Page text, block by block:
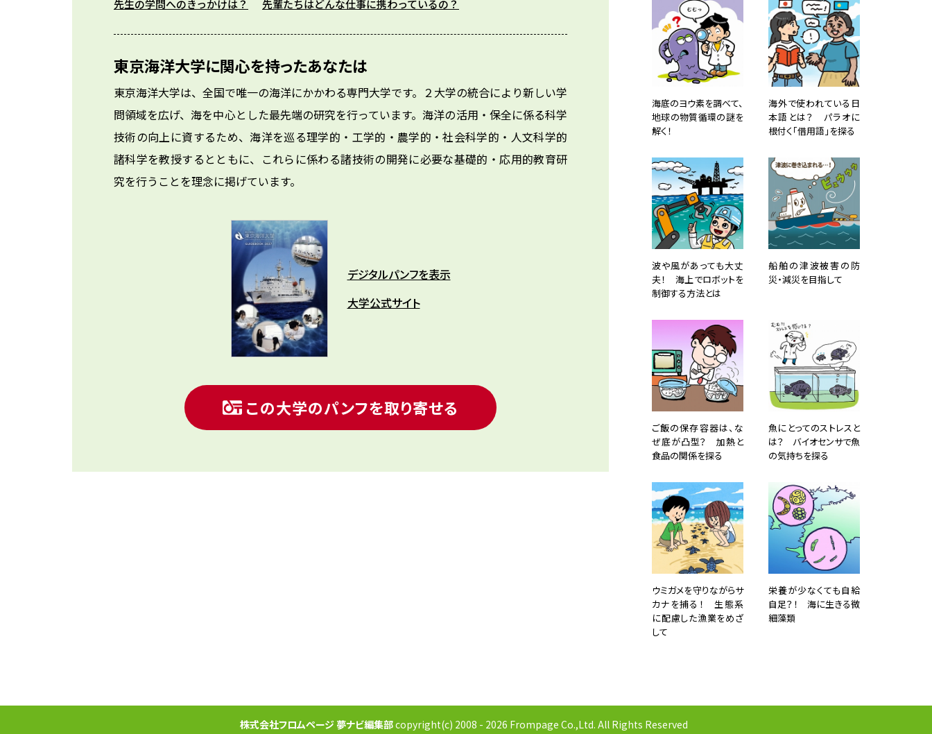
先生の学問へのきっかけは？ 先輩たちはどんな仕事に携わっているの？
東京海洋大学に関心を持ったあなたは
東京海洋大学は、全国で唯一の海洋にかかわる専門大学です。２大学の統合により新しい学
問領域を広げ、海を中心とした最先端の研究を行っています。海洋の活用・保全に係る科学
技術の向上に資するため、海洋を巡る理学的・工学的・農学的・社会科学的・人文科学的
諸科学を教授するとともに、これらに係わる諸技術の開発に必要な基礎的・応用的教育研
究を行うことを理念に掲げています。
デジタルパンフを表示
大学公式サイト
この大学のパンフを取り寄せる
海底のヨウ素を調べて、
地球の物質循環の謎を
解く！
海外で使われている日
本語とは？ パラオに
根付く「借用語」を探る
波や風があっても大丈
夫！ 海上でロボットを
制御する方法とは
船舶の津波被害の防
災・減災を目指して
ご飯の保存容器は、な
ぜ底が凸型？ 加熱と
食品の関係を探る
魚にとってのストレスと
は？ バイオセンサで魚
の気持ちを探る
ウミガメを守りながらサ
カナを捕る！ 生態系
に配慮した漁業をめざ
して
栄養が少なくても自給
自足？！ 海に生きる微
細藻類
株式会社フロムページ 夢ナビ編集部copyright(c) 2008 - 2026 Frompage Co.,Ltd. All Rights Reserved